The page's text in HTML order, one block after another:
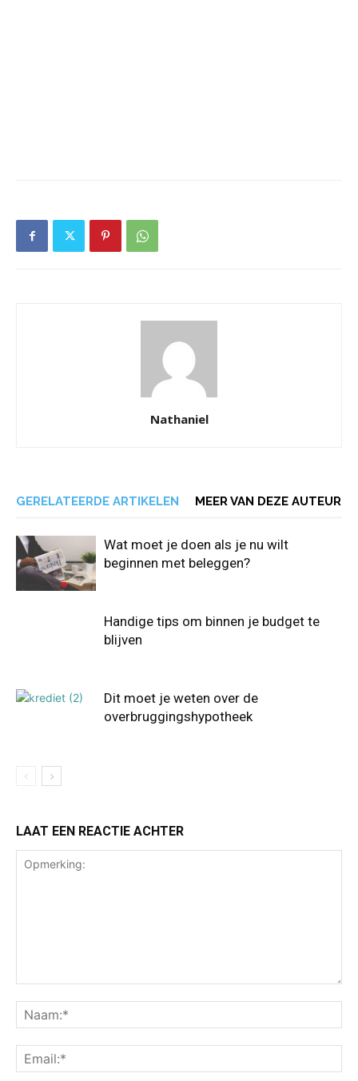
Nathaniel
GERELATEERDE ARTIKELEN MEER VAN DEZE AUTEUR
Wat moet je doen als je nu wilt
beginnen met beleggen?
Handige tips om binnen je budget te
blijven
Dit moet je weten over de
overbruggingshypotheek
LAAT EEN REACTIE ACHTER